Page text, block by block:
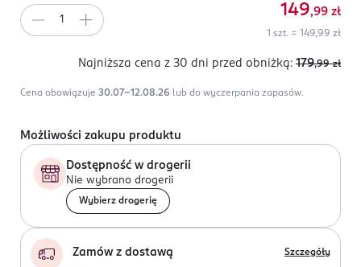
149,99 zł
1 szt. = 149,99 zł
Najniższa cena z 30 dni przed obniżką: 179,99 zł
Cena obowiązuje 30.07-12.08.26 lub do wyczerpania zapasów.
Możliwości zakupu produktu
Dostępność w drogerii
Nie wybrano drogerii
Wybierz drogerię
Zamów z dostawą Szczegóły